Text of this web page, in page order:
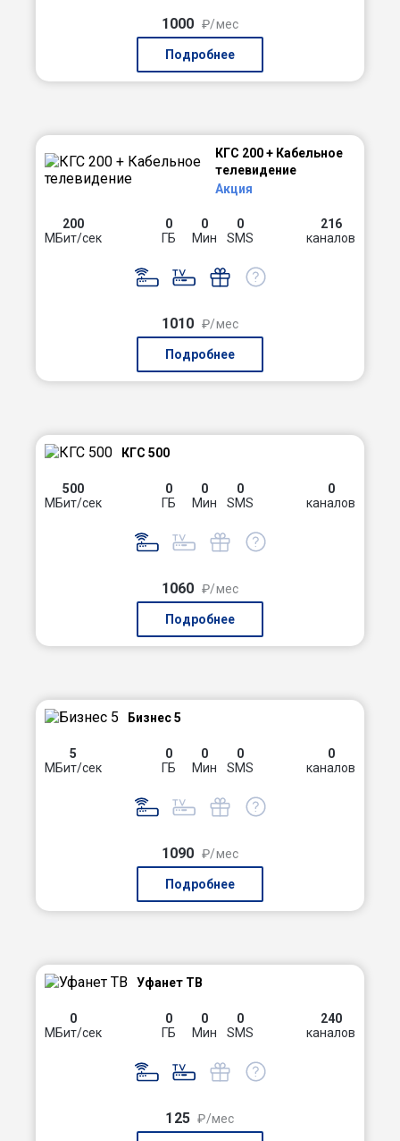
1000 ₽/мес
Подробнее
КГС 200 + Кабельное
телевидение
Акция
200
МБит/сек
0
ГБ
0
Мин
0
SMS
216
каналов
1010 ₽/мес
Подробнее
КГС 500
500
МБит/сек
0
ГБ
0
Мин
0
SMS
0
каналов
1060 ₽/мес
Подробнее
Бизнес 5
5
МБит/сек
0
ГБ
0
Мин
0
SMS
0
каналов
1090 ₽/мес
Подробнее
Уфанет ТВ
0
МБит/сек
0
ГБ
0
Мин
0
SMS
240
каналов
125 ₽/мес